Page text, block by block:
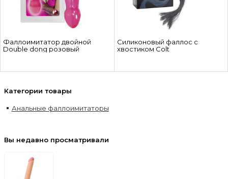
Фаллоимитатор двойной
Double dong розовый
Силиконовый фаллос с
хвостиком Colt
Категории товары
Анальные фаллоимитаторы
Вы недавно просматривали